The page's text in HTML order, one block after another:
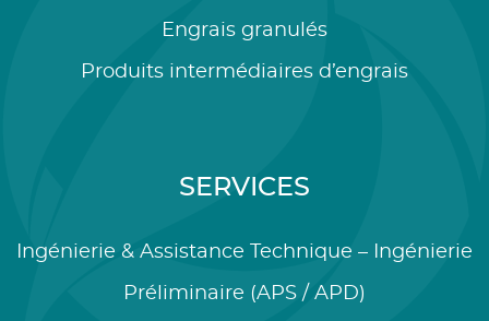
Engrais granulés
Produits intermédiaires d’engrais
SERVICES
Ingénierie & Assistance Technique – Ingénierie
Préliminaire (APS / APD)